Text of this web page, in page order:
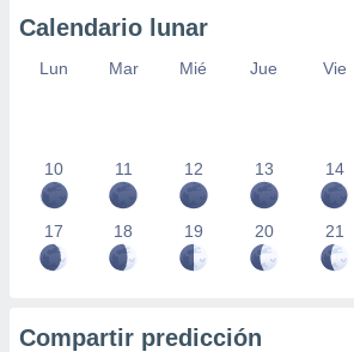
Calendario lunar
Lun Mar Mié Jue Vie
10 11 12 13 14
17 18 19 20 21
Compartir predicción